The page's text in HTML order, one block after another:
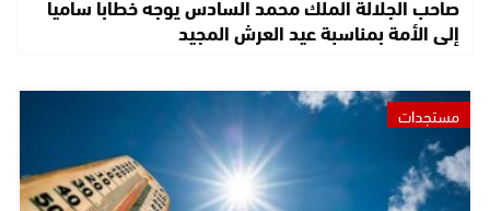
إلى الأمة بمناسبة عيد العرش المجيد
مستجدات